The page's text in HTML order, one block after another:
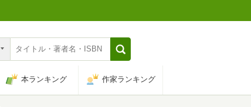
本ランキング 作家ランキング